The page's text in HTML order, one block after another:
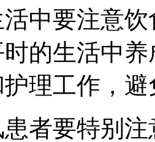
中要注意
的生活中
理工作，
要特别注